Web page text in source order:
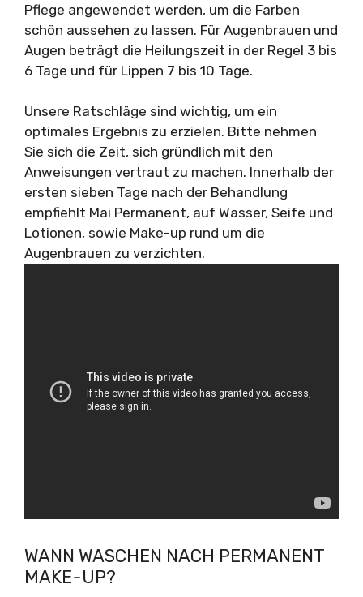
Pflege angewendet werden, um die Farben
schön aussehen zu lassen. Für Augenbrauen und
Augen beträgt die Heilungszeit in der Regel 3 bis
6 Tage und für Lippen 7 bis 10 Tage.
Unsere Ratschläge sind wichtig, um ein
optimales Ergebnis zu erzielen. Bitte nehmen
Sie sich die Zeit, sich gründlich mit den
Anweisungen vertraut zu machen. Innerhalb der
ersten sieben Tage nach der Behandlung
empfiehlt Mai Permanent, auf Wasser, Seife und
Lotionen, sowie Make-up rund um die
Augenbrauen zu verzichten.
WANN WASCHEN NACH PERMANENT
MAKE-UP?